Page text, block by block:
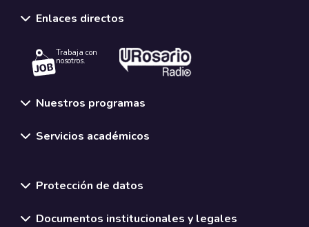
Enlaces directos
Trabaja con
nosotros.
Nuestros programas
Servicios académicos
Protección de datos
Documentos institucionales y legales